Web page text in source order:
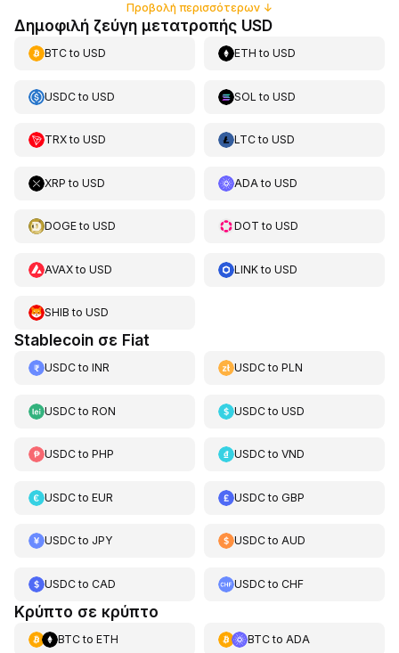
Προβολή περισσότερων↓
Δημοφιλή ζεύγη μετατροπής USD
BTCto USD ETH toUSD
USDCto USD SOL toUSD
TRXto USD LTCtoUSD
XRP to USD ADA toUSD
DOGEto USD DOT toUSD
AVAXto USD LINKtoUSD
SHIB to USD
Stablecoin σε Fiat
USDCto INR USDCtoPLN
USDCto RON USDCtoUSD
USDCto PHP USDCtoVND
USDCto EUR USDCtoGBP
USDCto JPY USDCtoAUD
USDCto CAD USDCtoCHF
Κρύπτο σε κρύπτο
BTCto ETH BTCto ADA